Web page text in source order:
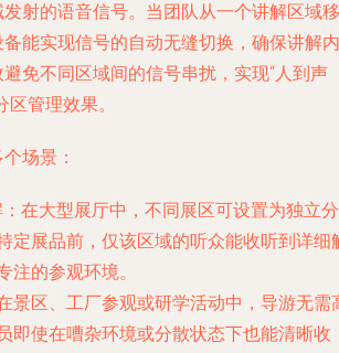
射的语音信号。当团队从一个讲解区域移
能实现信号的自动无缝切换，确保讲解内
免不同区域间的信号串扰，实现“人到声
管理效果。
场景：
：在大型展厅中，不同展区可设置为独立分
定展品前，仅该区域的听众能收听到详细
注的参观环境。
景区、工厂参观或研学活动中，导游无需
即使在嘈杂环境或分散状态下也能清晰收